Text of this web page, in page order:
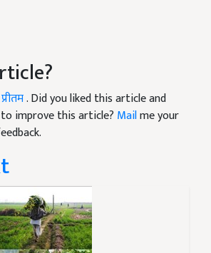
. Did you liked this article and
improve this article? Mailme your